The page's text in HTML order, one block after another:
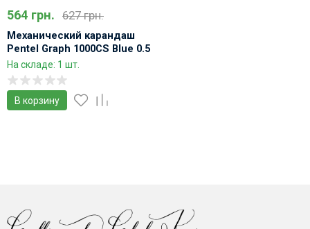
564 грн. 627 грн.
Механический карандаш
Pentel Graph 1000CS Blue 0.5
чертежный
На складе: 1 шт.
В корзину